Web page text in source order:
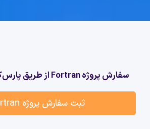
سفارش پروژه Fortran از طریق پارس‌کدرز
ثبت سفارش پروژه Fortran